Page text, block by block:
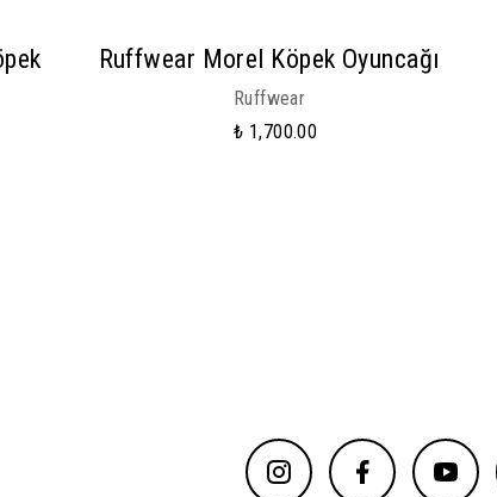
Ruffwear Morel Köpek Oyuncağı
Ruffwear
₺ 1,700.00